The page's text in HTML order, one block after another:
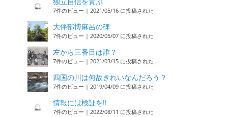
7件のビュー | 2021/05/16 に投稿された
大伴部博麻呂の碑
7件のビュー | 2020/05/07 に投稿された
左から三番目は誰？
7件のビュー | 2021/03/15 に投稿された
四国の川は何故きれいなんだろう？
7件のビュー | 2019/04/09 に投稿された
情報には検証を!!
7件のビュー | 2022/08/11 に投稿された